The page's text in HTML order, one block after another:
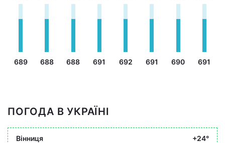
689 688 688 691 692 691 690 691
ПОГОДА В УКРАЇНІ
Вінниця +24°